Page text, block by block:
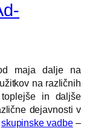
maja dalje na
na različnih
in daljše
dejavnosti v
skupinske vadbe–